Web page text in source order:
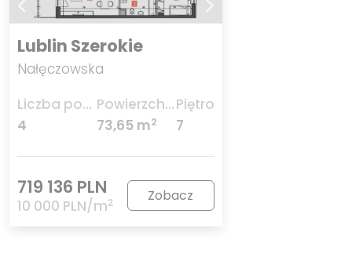
Lublin Szerokie
Nałęczowska
Liczba pokoi
4
Powierzchnia
73,65 m2
Piętro
7
719 136 PLN
10 000 PLN/m2 Zobacz